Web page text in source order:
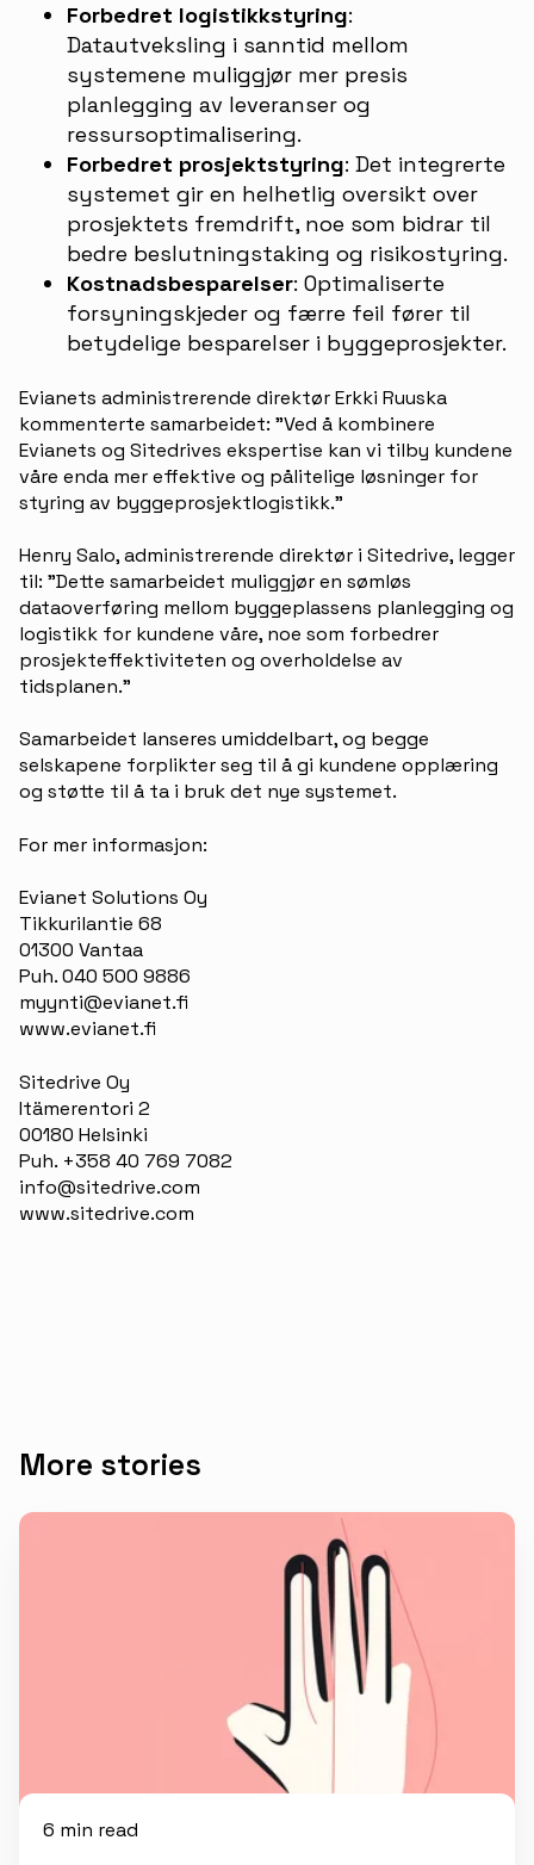
Forbedret logistikkstyring:
Datautveksling i sanntid mellom
systemene muliggjør mer presis
planlegging av leveranser og
ressursoptimalisering.
Forbedret prosjektstyring: Det integrerte
systemet gir en helhetlig oversikt over
prosjektets fremdrift, noe som bidrar til
bedre beslutningstaking og risikostyring.
Kostnadsbesparelser: Optimaliserte
forsyningskjeder og færre feil fører til
betydelige besparelser i byggeprosjekter.
Evianets administrerende direktør Erkki Ruuska
kommenterte samarbeidet: "Ved å kombinere
Evianets og Sitedrives ekspertise kan vi tilby kundene
våre enda mer effektive og pålitelige løsninger for
styring av byggeprosjektlogistikk."
Henry Salo, administrerende direktør i Sitedrive, legger
til: "Dette samarbeidet muliggjør en sømløs
dataoverføring mellom byggeplassens planlegging og
logistikk for kundene våre, noe som forbedrer
prosjekteffektiviteten og overholdelse av
tidsplanen."
Samarbeidet lanseres umiddelbart, og begge
selskapene forplikter seg til å gi kundene opplæring
og støtte til å ta i bruk det nye systemet.
For mer informasjon:
Evianet Solutions Oy
Tikkurilantie 68
01300 Vantaa
Puh. 040 500 9886
myynti@evianet.fi
www.evianet.fi
Sitedrive Oy
Itämerentori 2
00180 Helsinki
Puh. +358 40 769 7082
info@sitedrive.com
www.sitedrive.com
More stories
6 min read